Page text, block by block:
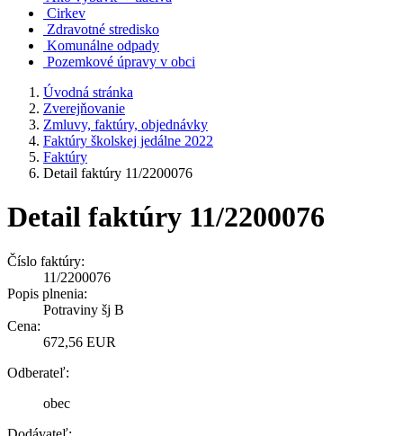
Cirkev
Zdravotné stredisko
Komunálne odpady
Pozemkové úpravy v obci
Úvodná stránka
Zverejňovanie
Zmluvy, faktúry, objednávky
Faktúry školskej jedálne 2022
Faktúry
Detail faktúry 11/2200076
Detail faktúry 11/2200076
Číslo faktúry:
11/2200076
Popis plnenia:
Potraviny šj B
Cena:
672,56 EUR
Odberateľ:
obec